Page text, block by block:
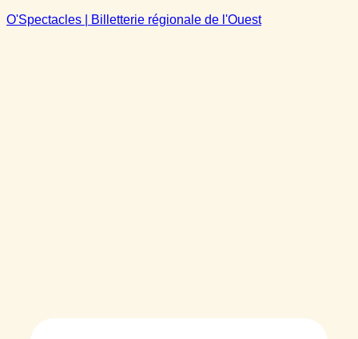
O'Spectacles | Billetterie régionale de l'Ouest